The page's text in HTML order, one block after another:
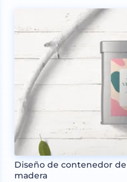
Diseño de contenedor
madera